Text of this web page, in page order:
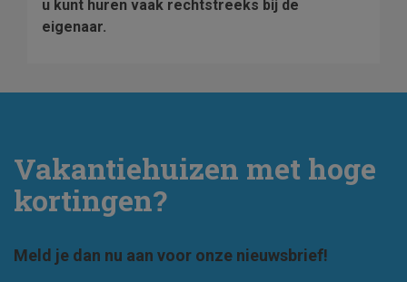
u kunt huren vaak rechtstreeks bij de
eigenaar.
Vakantiehuizen met hoge
kortingen?
Meld je dan nu aan voor onze nieuwsbrief!